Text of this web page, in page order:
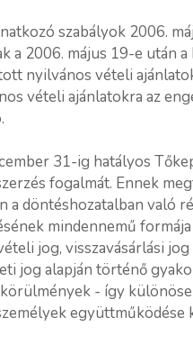
szabályok 2006.
a 2006. május 19-e után
nyilvános vételi
vételi ajánlatokra az
31-ig hatályos
fogalmát. Ennek
a döntéshozatalban való
mindennemű
jog, visszavásárlási
jog alapján történő
- így